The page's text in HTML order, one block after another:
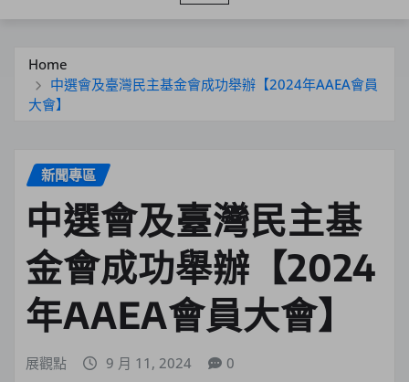
Home
中選會及臺灣民主基金會成功舉辦【2024年AAEA會員
大會】
新聞專區
中選會及臺灣民主基
金會成功舉辦【2024
年AAEA會員大會】
展觀點 9 月 11, 2024 0